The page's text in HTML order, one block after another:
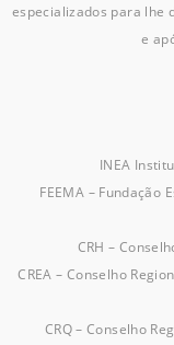
especializados para lhe
e
INEA
FEEMA – Fundação
CRH –
CREA – Conselho
CRQ – Conselho